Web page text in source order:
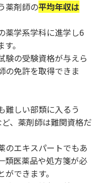
薬剤師の平均年収は
薬学系学科に進学し6
。
験の受験資格が与えら
の免許を取得できま
難しい部類に入るう
、薬剤師は難関資格だ
のエキスパートでもあ
類医薬品や処方箋が必
できます。